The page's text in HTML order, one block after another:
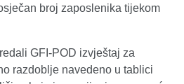
broj zaposlenika tijekom
GFI-POD izvještaj za
razdoblje navedeno u tablici